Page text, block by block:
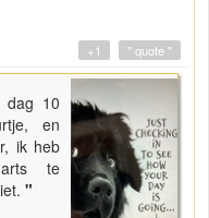
" quote "
+1
dag 10
en
ik heb
te
"